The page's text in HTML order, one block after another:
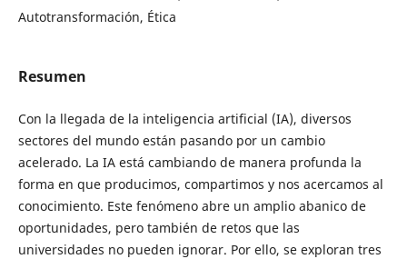
Autotransformación, Ética
Resumen
Con la llegada de la inteligencia artificial (IA), diversos
sectores del mundo están pasando por un cambio
acelerado. La IA está cambiando de manera profunda la
forma en que producimos, compartimos y nos acercamos al
conocimiento. Este fenómeno abre un amplio abanico de
oportunidades, pero también de retos que las
universidades no pueden ignorar. Por ello, se exploran tres